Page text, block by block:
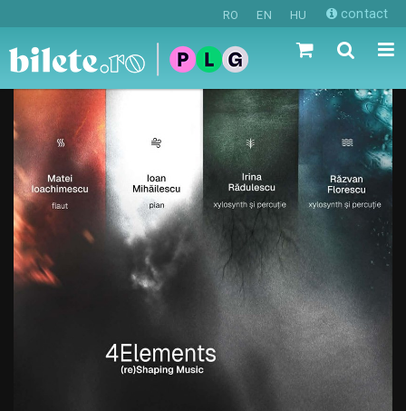
RO EN HU contact